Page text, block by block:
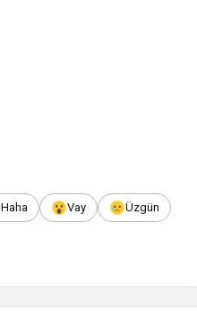
Haha Vay Üzgün